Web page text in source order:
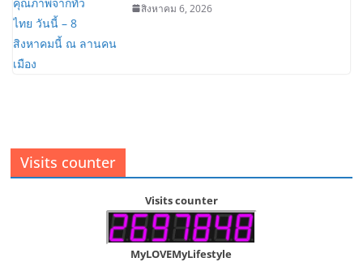
สิงหาคม 6, 2026
Visits counter
Visits counter
MyLOVEMyLifestyle